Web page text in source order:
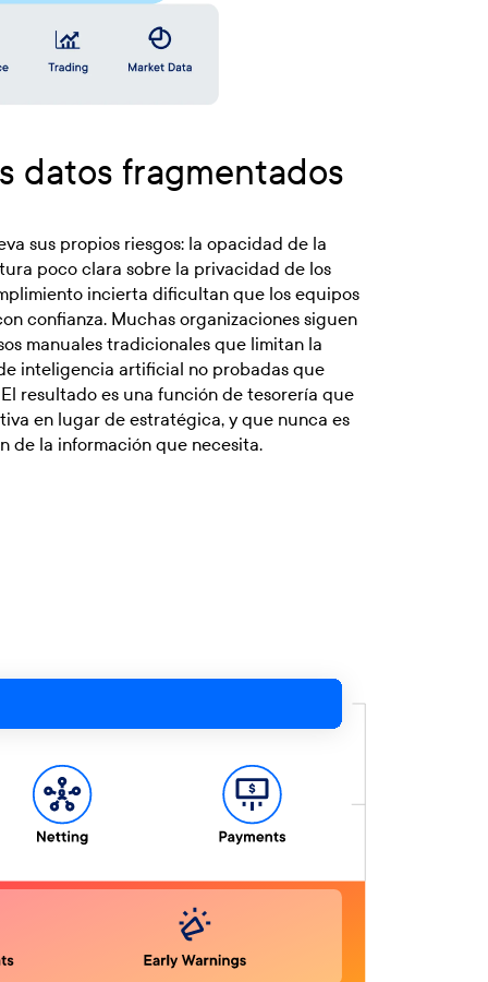
datos fragmentados
sus propios riesgos: la opacidad de la
poco clara sobre la privacidad de los
incierta dificultan que los equipos
confianza. Muchas organizaciones siguen
manuales tradicionales que limitan la
inteligencia artificial no probadas que
resultado es una función de tesorería que
en lugar de estratégica, y que nunca es
de la información que necesita.